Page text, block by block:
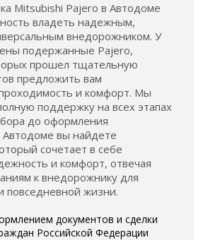
Mitsubishi Pajero в Автодоме
владеть надежным,
внедорожником. У
подержанные Pajero,
прошел тщательную
предложить вам
и комфорт. Мы
поддержку на всех этапах
до оформления
Автодоме вы найдете
сочетает в себе
и комфорт, отвечая
к внедорожнику для
повседневной жизни.
документов и сделки
Российской Федерации